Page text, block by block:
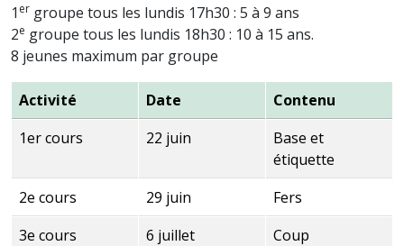
1 er groupe tous les lundis 17h30 : 5 à 9 ans
2e groupe tous les lundis 18h30 : 10 à 15 ans.
8 jeunes maximum par groupe
Activité Date
Contenu
1er cours
22 juin
Base et
étiquette
2e cours
29 juin
Fers
3e cours
6 juillet
Coup